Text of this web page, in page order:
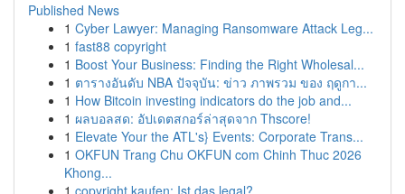
Published News
1 Cyber Lawyer: Managing Ransomware Attack Leg...
1 fast88 copyright
1 Boost Your Business: Finding the Right Wholesal...
1 ตารางอันดับ NBA ปัจจุบัน: ข่าว ภาพรวม ของ ฤดูกา...
1 How Bitcoin investing indicators do the job and...
1 ผลบอลสด: อัปเดตสกอร์ล่าสุดจาก Thscore!
1 Elevate Your the ATL's} Events: Corporate Trans...
1 OKFUN Trang Chu OKFUN com Chinh Thuc 2026
Khong...
1 copyright kaufen: Ist das legal?